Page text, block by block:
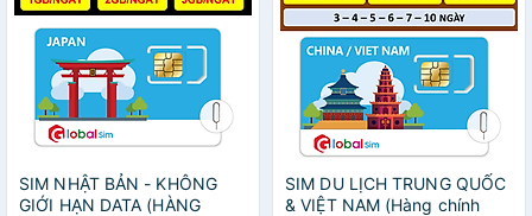
SIM NHẬT BẢN - KHÔNG
GIỚI HẠN DATA (HÀNG
SIM DU LỊCH TRUNG QUỐC
& VIỆT NAM (Hàng chính